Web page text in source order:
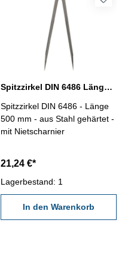
Spitzzirkel DIN 6486 Länge 500 mm
Spitzzirkel DIN 6486 - Länge
500 mm - aus Stahl gehärtet -
mit Nietscharnier
21,24 €*
Lagerbestand: 1
In den Warenkorb